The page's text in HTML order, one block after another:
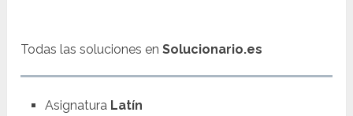
Todas las soluciones enSolucionario.es
Asignatura Latín